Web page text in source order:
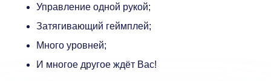
Управление одной рукой;
Затягивающий геймплей;
Много уровней;
И многое другое ждёт Вас!